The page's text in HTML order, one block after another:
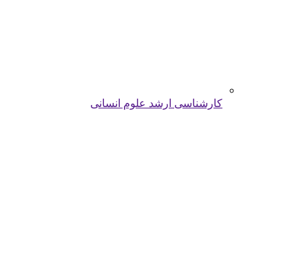
کارشناسی ارشد علوم انسانی